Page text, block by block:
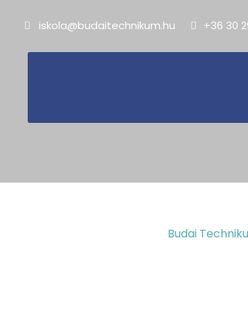
iskola@budaitechnikum.hu +36 30
Járványügyi
Budai